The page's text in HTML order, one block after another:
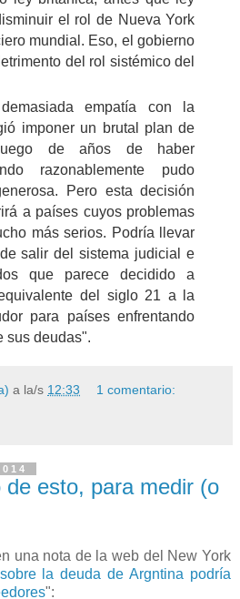
el rol de Nueva York
mundial. Eso, el gobierno
del rol sistémico del
empatía con la
imponer un brutal plan de
luego de años de haber
razonablemente pudo
Pero esta decisión
a países cuyos problemas
más serios. Podría llevar
salir del sistema judicial e
que parece decidido a
del siglo 21 a la
para países enfrentando
sus deudas".
a la/s 12:33 1 comentario:
esto, para medir (o
una nota de la web del New York
la deuda de Argntina podría
":